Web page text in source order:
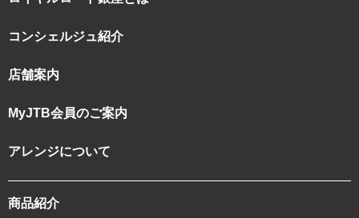
コンシェルジュ紹介
店舗案内
MyJTB会員のご案内
アレンジについて
商品紹介